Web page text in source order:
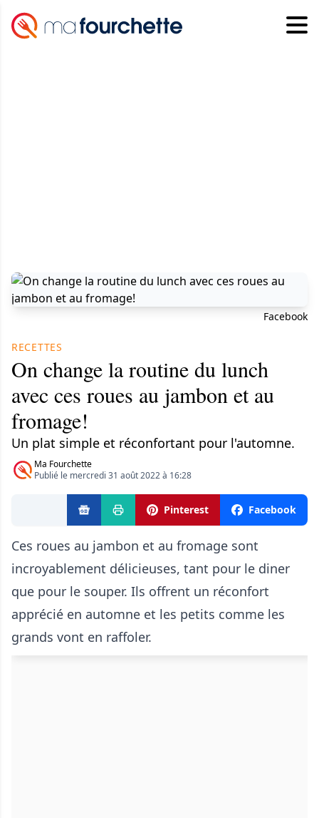
Facebook
RECETTES
On change la routine du lunch
avec ces roues au jambon et au
fromage!
Un plat simple et réconfortant pour l'automne.
Ma Fourchette
Publié le mercredi 31 août 2022 à 16:28
Pinterest Facebook
Ces roues au jambon et au fromage sont
incroyablement délicieuses, tant pour le diner
que pour le souper. Ils offrent un réconfort
apprécié en automne et les petits comme les
grands vont en raffoler.